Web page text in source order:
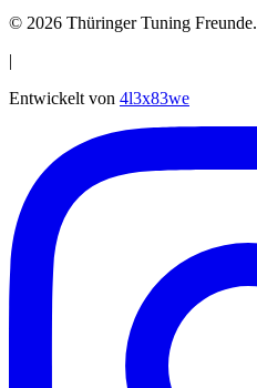
© 2026 Thüringer Tuning Freunde.
|
Entwickelt von 4l3x83we